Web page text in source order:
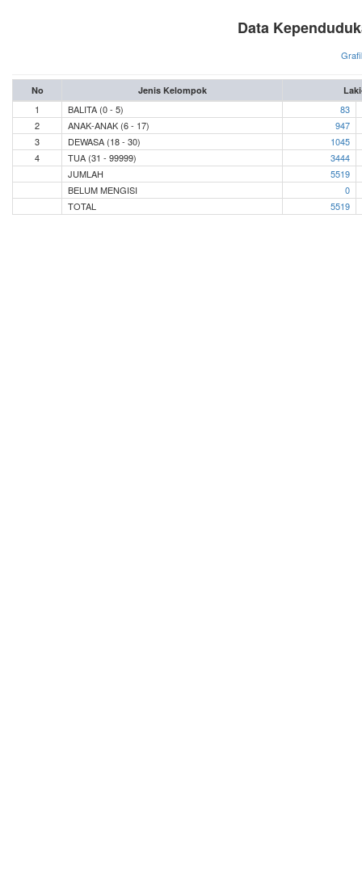
Data
No Jenis Kelompok
1 BALITA (0 - 5)
83
2
ANAK-ANAK (6 - 17)
947
3
DEWASA (18 - 30)
1045
4
TUA (31 - 99999)
3444
JUMLAH
5519
BELUM MENGISI
0
TOTAL
5519